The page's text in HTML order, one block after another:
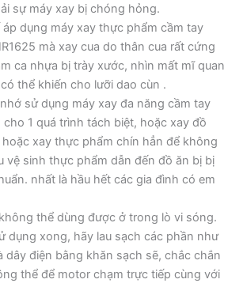
sự máy xay bị chóng hỏng.
áp dụng máy xay thực phẩm cầm tay
mà xay cua do thân cua rất cứng
ca nhựa bị trày xước, nhìn mất mĩ quan
thể khiến cho lưỡi dao cùn .
sử dụng máy xay đa năng cầm tay
cho 1 quá trình tách biệt, hoặc xay đồ
xay thực phẩm chín hẳn để không
vệ sinh thực phẩm dẫn đến đồ ăn bị bị
nhất là hầu hết các gia đình có em
thể dùng được ở trong lò vi sóng.
dụng xong, hãy lau sạch các phần như
dây điện bằng khăn sạch sẽ, chắc chắn
thể để motor chạm trực tiếp cùng với